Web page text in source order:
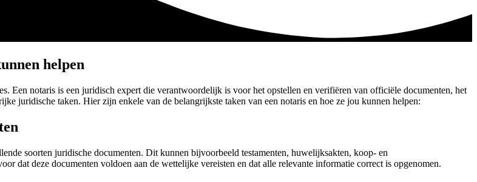
helpen
Een notaris is een juridisch expert die verantwoordelijk is voor het opstellen en verifiëren van officiële documenten, het
juridische taken. Hier zijn enkele van de belangrijkste taken van een notaris en hoe ze jou kunnen helpen:
soorten juridische documenten. Dit kunnen bijvoorbeeld testamenten, huwelijksakten, koop- en
dat deze documenten voldoen aan de wettelijke vereisten en dat alle relevante informatie correct is opgenomen.